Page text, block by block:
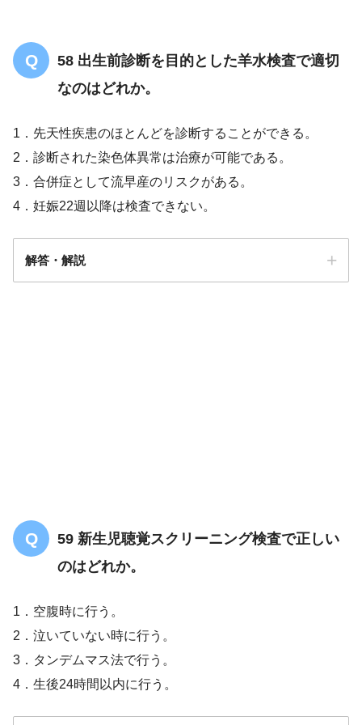
58 出生前診断を目的とした羊水検査で適切
なのはどれか。
1．先天性疾患のほとんどを診断することができる。
2．診断された染色体異常は治療が可能である。
3．合併症として流早産のリスクがある。
4．妊娠22週以降は検査できない。
解答・解説
59 新生児聴覚スクリーニング検査で正しい
のはどれか。
1．空腹時に行う。
2．泣いていない時に行う。
3．タンデムマス法で行う。
4．生後24時間以内に行う。